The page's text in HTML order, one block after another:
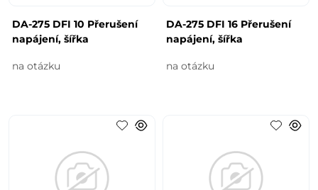
DA-275 DFI 10 Přerušení
napájení, šířka
na otázku
DA-275 DFI 16 Přerušení
napájení, šířka
na otázku